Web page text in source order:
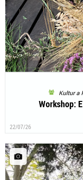
Kultur a
Workshop:
22/07/26